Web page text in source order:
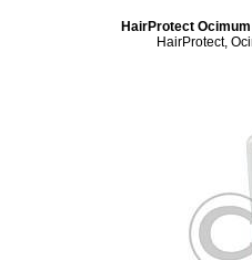
HairProtect
HairProtect,